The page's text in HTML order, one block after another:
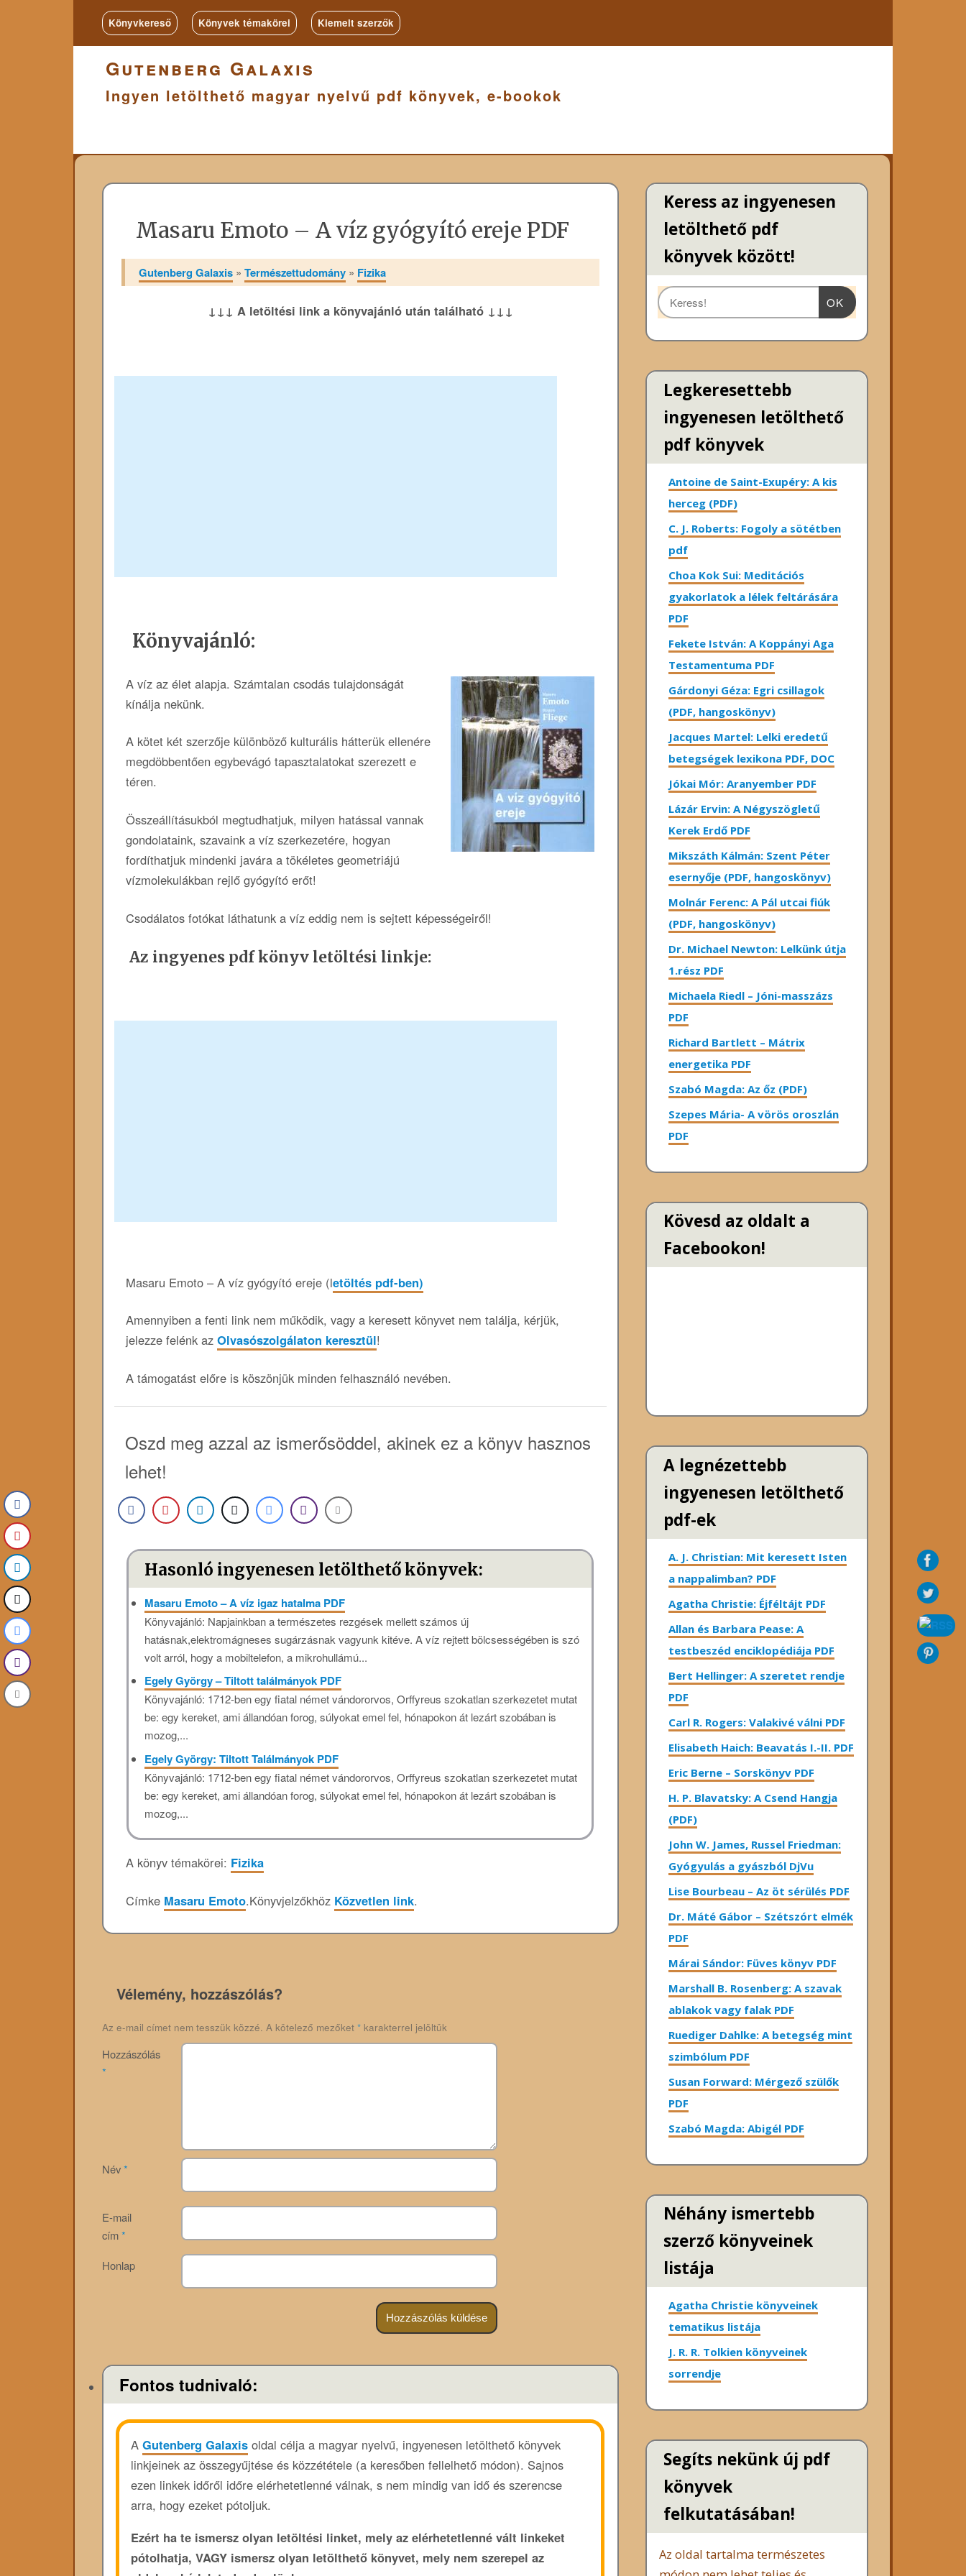
Könyvkereső Könyvek témakörei Kiemelt szerzők
Gutenberg Galaxis
Ingyen letölthető magyar nyelvű pdf könyvek, e-bookok
Masaru Emoto – A víz gyógyító ereje PDF
Gutenberg Galaxis »Természettudomány » Fizika
↓↓↓ A letöltési link a könyvajánló után található ↓↓↓
Könyvajánló:
A víz az élet alapja. Számtalan csodás tulajdonságát
kínálja nekünk.
A kötet két szerzője különböző kulturális hátterük ellenére
megdöbbentően egybevágó tapasztalatokat szerezett e
téren.
Összeállításukból megtudhatjuk, milyen hatással vannak
gondolataink, szavaink a víz szerkezetére, hogyan
fordíthatjuk mindenki javára a tökéletes geometriájú
vízmolekulákban rejlő gyógyító erőt!
Csodálatos fotókat láthatunk a víz eddig nem is sejtett képességeiről!
Az ingyenes pdf könyv letöltési linkje:
Masaru Emoto – A víz gyógyító ereje (letöltés pdf-ben)
Amennyiben a fenti link nem működik, vagy a keresett könyvet nem találja, kérjük,
jelezze felénk az Olvasószolgálaton keresztül!
A támogatást előre is köszönjük minden felhasználó nevében.
Oszd meg azzal az ismerősöddel, akinek ez a könyv hasznos
lehet!
Hasonló ingyenesen letölthető könyvek:
Masaru Emoto – A víz igaz hatalma PDF
Könyvajánló: Napjainkban a természetes rezgések mellett számos új
hatásnak,elektromágneses sugárzásnak vagyunk kitéve. A víz rejtett bölcsességében is szó
volt arról, hogy a mobiltelefon, a mikrohullámú...
Egely György – Tiltott találmányok PDF
Könyvajánló: 1712-ben egy fiatal német vándororvos, Orffyreus szokatlan szerkezetet mutat
be: egy kereket, ami állandóan forog, súlyokat emel fel, hónapokon át lezárt szobában is
mozog,...
Egely György: Tiltott Találmányok PDF
Könyvajánló: 1712-ben egy fiatal német vándororvos, Orffyreus szokatlan szerkezetet mutat
be: egy kereket, ami állandóan forog, súlyokat emel fel, hónapokon át lezárt szobában is
mozog,...
A könyv témakörei: Fizika
Címke Masaru Emoto.Könyvjelzőkhöz Közvetlen link.
Vélemény, hozzászólás?
Az e-mail címet nem tesszük közzé. A kötelező mezőket *karakterrel jelöltük
Hozzászólás
*
Név*
E-mail
cím*
Honlap
Fontos tudnivaló:
AGutenberg Galaxis oldal célja a magyar nyelvű, ingyenesen letölthető könyvek
linkjeinek az összegyűjtése és közzététele (a keresőben fellelhető módon). Sajnos
ezen linkek időről időre elérhetetlenné válnak, s nem mindig van idő és szerencse
arra, hogy ezeket pótoljuk.
Ezért ha te ismersz olyan letöltési linket, mely az elérhetetlenné vált linkeket
pótolhatja, VAGY ismersz olyan letölthető könyvet, mely nem szerepel az
Keress az ingyenesen
letölthető pdf
könyvek között!
OK
Legkeresettebb
ingyenesen letölthető
pdf könyvek
Antoine de Saint-Exupéry: A kis
herceg (PDF)
C. J. Roberts: Fogoly a sötétben
pdf
Choa Kok Sui: Meditációs
gyakorlatok a lélek feltárására
PDF
Fekete István: A Koppányi Aga
Testamentuma PDF
Gárdonyi Géza: Egri csillagok
(PDF, hangoskönyv)
Jacques Martel: Lelki eredetű
betegségek lexikona PDF, DOC
Jókai Mór: Aranyember PDF
Lázár Ervin: A Négyszögletű
Kerek Erdő PDF
Mikszáth Kálmán: Szent Péter
esernyője (PDF, hangoskönyv)
Molnár Ferenc: A Pál utcai fiúk
(PDF, hangoskönyv)
Dr. Michael Newton: Lelkünk útja
1.rész PDF
Michaela Riedl – Jóni-masszázs
PDF
Richard Bartlett – Mátrix
energetika PDF
Szabó Magda: Az őz (PDF)
Szepes Mária- A vörös oroszlán
PDF
Kövesd az oldalt a
Facebookon!
A legnézettebb
ingyenesen letölthető
pdf-ek
A. J. Christian: Mit keresett Isten
a nappalimban? PDF
Agatha Christie: Éjféltájt PDF
Allan és Barbara Pease: A
testbeszéd enciklopédiája PDF
Bert Hellinger: A ​szeretet rendje
PDF
Carl R. Rogers: Valakivé válni PDF
Elisabeth Haich: Beavatás I.-II. PDF
Eric Berne – Sorskönyv PDF
H. P. Blavatsky: A Csend Hangja
(PDF)
John W. James, Russel Friedman:
Gyógyulás a gyászból DjVu
Lise Bourbeau – Az öt sérülés PDF
Dr. Máté Gábor – Szétszórt elmék
PDF
Márai Sándor: Füves könyv PDF
Marshall B. Rosenberg: A szavak
ablakok vagy falak PDF
Ruediger Dahlke: A betegség mint
szimbólum PDF
Susan Forward: Mérgező szülők
PDF
Szabó Magda: Abigél PDF
Néhány ismertebb
szerző könyveinek
listája
Agatha Christie könyveinek
tematikus listája
J. R. R. Tolkien könyveinek
sorrendje
Segíts nekünk új pdf
könyvek
felkutatásában!
Az oldal tartalma természetes